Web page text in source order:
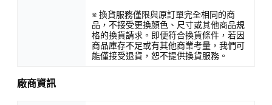
※ 換貨服務僅限與原訂單完全相同的商
品，不接受更換顏色、尺寸或其他商品規
格的換貨請求。即便符合換貨條件，若因
商品庫存不足或有其他商業考量，我們可
能僅接受退貨，恕不提供換貨服務。
廠商資訊